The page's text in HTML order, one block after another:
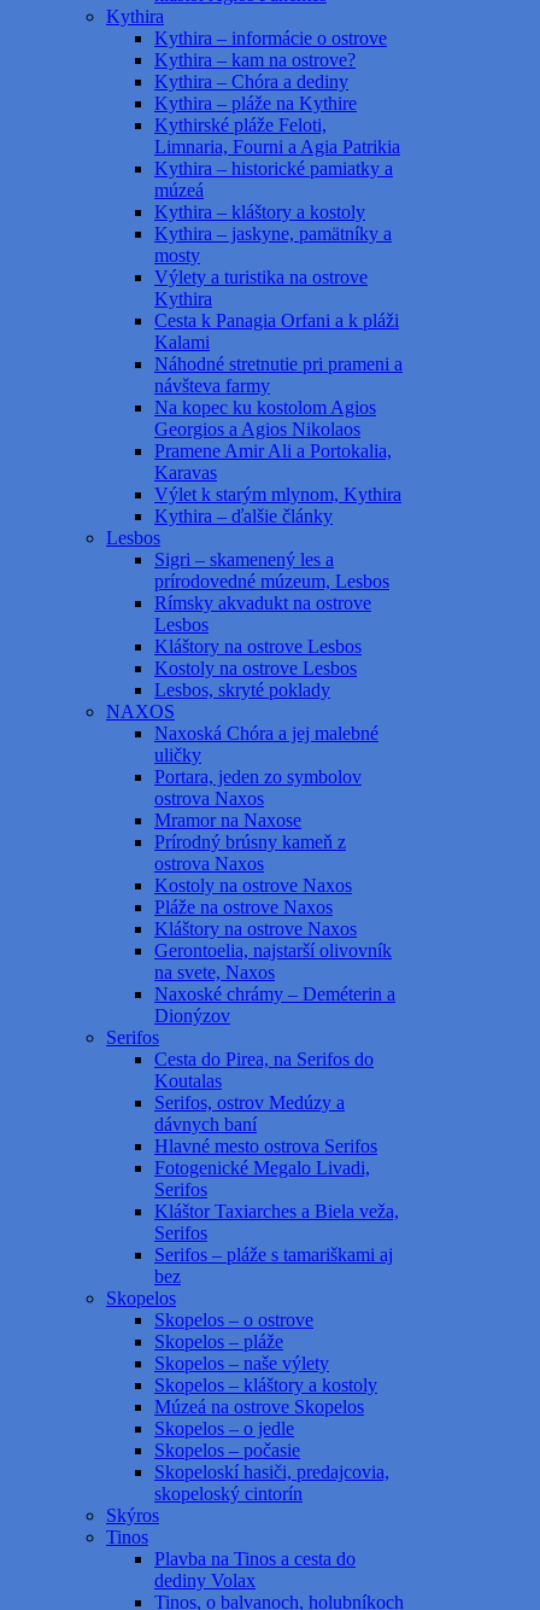
Kythira
Kythira – informácie o ostrove
Kythira – kam na ostrove?
Kythira – Chóra a dediny
Kythira – pláže na Kythire
Kythirské pláže Feloti,
Limnaria, Fourni a Agia Patrikia
Kythira – historické pamiatky a
múzeá
Kythira – kláštory a kostoly
Kythira – jaskyne, pamätníky a
mosty
Výlety a turistika na ostrove
Kythira
Cesta k Panagia Orfani a k pláži
Kalami
Náhodné stretnutie pri prameni a
návšteva farmy
Na kopec ku kostolom Agios
Georgios a Agios Nikolaos
Pramene Amir Ali a Portokalia,
Karavas
Výlet k starým mlynom, Kythira
Kythira – ďalšie články
Lesbos
Sigri – skamenený les a
prírodovedné múzeum, Lesbos
Rímsky akvadukt na ostrove
Lesbos
Kláštory na ostrove Lesbos
Kostoly na ostrove Lesbos
Lesbos, skryté poklady
NAXOS
Naxoská Chóra a jej malebné
uličky
Portara, jeden zo symbolov
ostrova Naxos
Mramor na Naxose
Prírodný brúsny kameň z
ostrova Naxos
Kostoly na ostrove Naxos
Pláže na ostrove Naxos
Kláštory na ostrove Naxos
Gerontoelia, najstarší olivovník
na svete, Naxos
Naxoské chrámy – Deméterin a
Dionýzov
Serifos
Cesta do Pirea, na Serifos do
Koutalas
Serifos, ostrov Medúzy a
dávnych baní
Hlavné mesto ostrova Serifos
Fotogenické Megalo Livadi,
Serifos
Kláštor Taxiarches a Biela veža,
Serifos
Serifos – pláže s tamariškami aj
bez
Skopelos
Skopelos – o ostrove
Skopelos – pláže
Skopelos – naše výlety
Skopelos – kláštory a kostoly
Múzeá na ostrove Skopelos
Skopelos – o jedle
Skopelos – počasie
Skopeloskí hasiči, predajcovia,
skopeloský cintorín
Skýros
Tinos
Plavba na Tinos a cesta do
dediny Volax
Tinos, o balvanoch, holubníkoch